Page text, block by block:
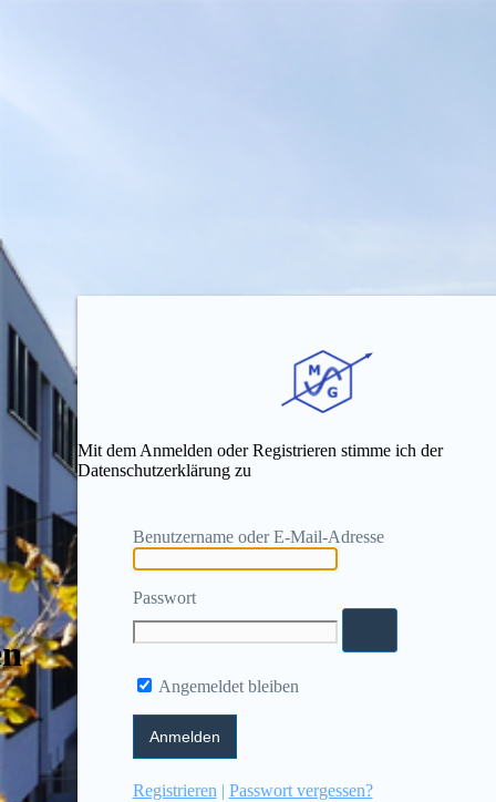
Mit dem Anmelden oder Registrieren stimme ich der
Datenschutzerklärung zu
Benutzername oder E-Mail-Adresse
Passwort
Angemeldet bleiben
Registrieren | Passwort vergessen?